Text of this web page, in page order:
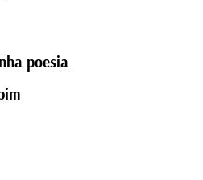
poesia